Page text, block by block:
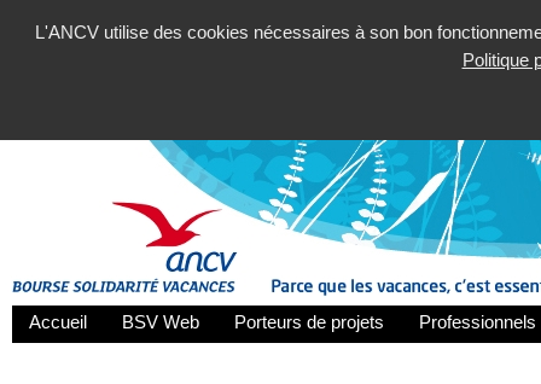
L'ANCV utilise des cookies nécessaires à son bon
Politique
Accueil BSV Web Porteurs de projets